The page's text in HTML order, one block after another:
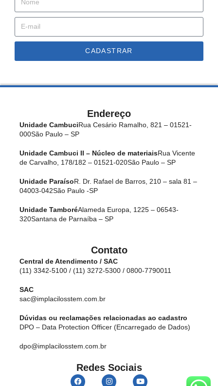
CADASTRAR
Endereço
Unidade CambuciRua Cesário Ramalho, 821 – 01521-
000São Paulo – SP
Unidade Cambuci II – Núcleo de materiaisRua Vicente
de Carvalho, 178/182 – 01521-020São Paulo – SP
Unidade ParaísoR. Dr. Rafael de Barros, 210 – sala 81 –
04003-042São Paulo -SP
Unidade TamboréAlameda Europa, 1225 – 06543-
320Santana de Parnaíba – SP
Contato
Central de Atendimento / SAC
(11) 3342-5100 / (11) 3272-5300 / 0800-7790011
SAC
sac@implacilosstem.com.br
Dúvidas ou reclamações relacionadas ao cadastro
DPO – Data Protection Officer (Encarregado de Dados)
dpo@implacilosstem.com.br
Redes Sociais